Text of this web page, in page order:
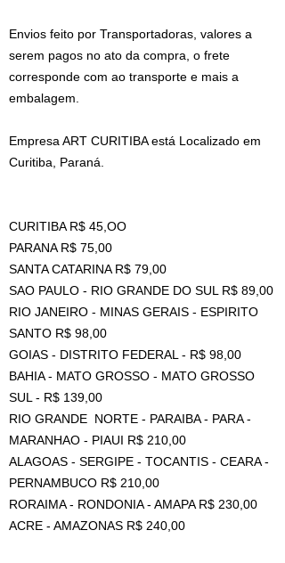
Envios feito por Transportadoras, valores a
serem pagos no ato da compra, o frete
corresponde com ao transporte e mais a
embalagem.
Empresa ART CURITIBA está Localizado em
Curitiba, Paraná.
CURITIBA R$ 45,OO
PARANA R$ 75,00
SANTA CATARINA R$ 79,00
SAO PAULO - RIO GRANDE DO SUL R$ 89,00
RIO JANEIRO - MINAS GERAIS - ESPIRITO
SANTO R$ 98,00
GOIAS - DISTRITO FEDERAL - R$ 98,00
BAHIA - MATO GROSSO - MATO GROSSO
SUL - R$ 139,00
RIO GRANDE NORTE - PARAIBA - PARA -
MARANHAO - PIAUI R$ 210,00
ALAGOAS - SERGIPE - TOCANTIS - CEARA -
PERNAMBUCO R$ 210,00
RORAIMA - RONDONIA - AMAPA R$ 230,00
ACRE - AMAZONAS R$ 240,00